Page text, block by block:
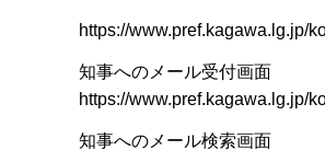
https://www.pref.kagawa.lg.jp/
知事へのメール受付画面
https://www.pref.kagawa.lg.jp/
知事へのメール検索画面